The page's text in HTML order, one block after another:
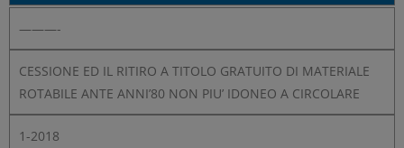
———-
CESSIONE ED IL RITIRO A TITOLO GRATUITO DI MATERIALE
ROTABILE ANTE ANNI’80 NON PIU’ IDONEO A CIRCOLARE
1-2018